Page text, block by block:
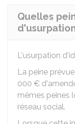
Quelles
L'usurpation
La peine
000 €
mêmes peines
réseau social.